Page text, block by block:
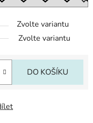
Zvolte variantu
Zvolte variantu
DO KOŠÍKU